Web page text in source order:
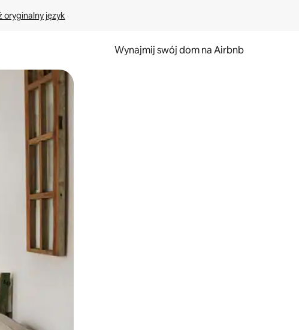
oryginalny język
Wynajmij swój dom na Airbnb
je za pomocą gestów dotykowych lub przesuwania.